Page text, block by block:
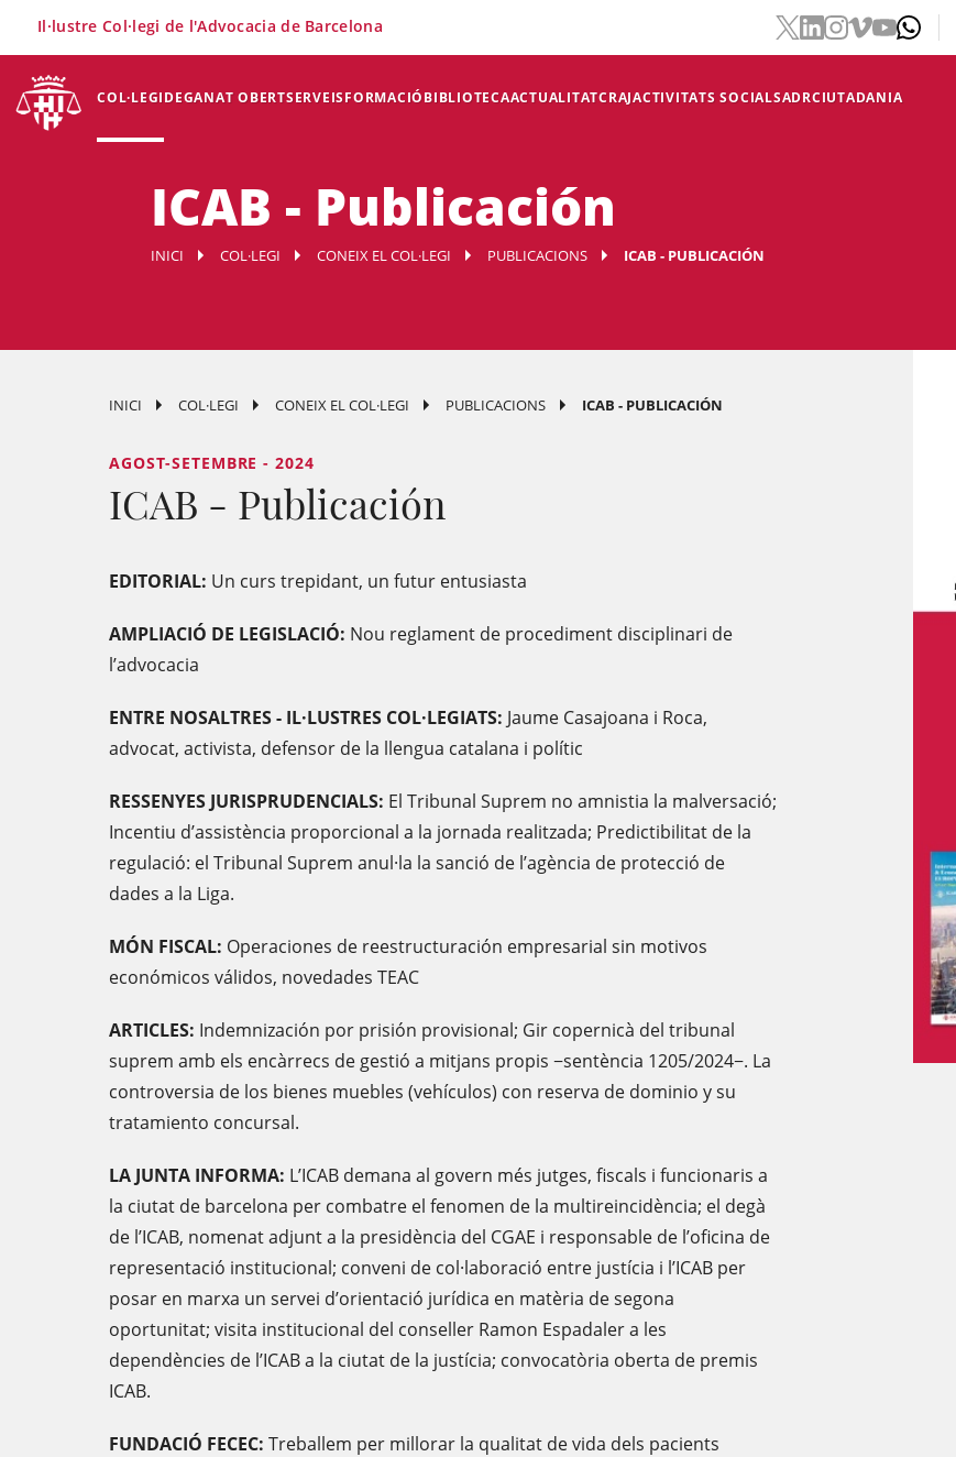
COL·LEGIDEGANAT OBERTSERVEISFORMACIÓBIBLIOTECAACTUALITATCRAJACTIVITATS SOCIALSADRCIUTADANIA
Il·lustre Col·legi de l'Advocacia de Barcelona
ICAB - Publicación
INICI COL·LEGI CONEIX EL COL·LEGI PUBLICACIONS ICAB - PUBLICACIÓN
INICI COL·LEGI CONEIX EL COL·LEGI PUBLICACIONS ICAB - PUBLICACIÓN
AGOST-SETEMBRE - 2024
ICAB - Publicación
EDITORIAL: Un curs trepidant, un futur entusiasta
AMPLIACIÓ DE LEGISLACIÓ: Nou reglament de procediment disciplinari de
l’advocacia
ENTRE NOSALTRES - IL·LUSTRES COL·LEGIATS: Jaume Casajoana i Roca,
advocat, activista, defensor de la llengua catalana i polític
RESSENYES JURISPRUDENCIALS: El Tribunal Suprem no amnistia la malversació;
Incentiu d’assistència proporcional a la jornada realitzada; Predictibilitat de la
regulació: el Tribunal Suprem anul·la la sanció de l’agència de protecció de
dades a la Liga.
MÓN FISCAL: Operaciones de reestructuración empresarial sin motivos
económicos válidos, novedades TEAC
ARTICLES: Indemnización por prisión provisional; Gir copernicà del tribunal
suprem amb els encàrrecs de gestió a mitjans propis −sentència 1205/2024−. La
controversia de los bienes muebles (vehículos) con reserva de dominio y su
tratamiento concursal.
LA JUNTA INFORMA: L’ICAB demana al govern més jutges, fiscals i funcionaris a
la ciutat de barcelona per combatre el fenomen de la multireincidència; el degà
de l’ICAB, nomenat adjunt a la presidència del CGAE i responsable de l’oficina de
representació institucional; conveni de col·laboració entre justícia i l’ICAB per
posar en marxa un servei d’orientació jurídica en matèria de segona
oportunitat; visita institucional del conseller Ramon Espadaler a les
dependències de l’ICAB a la ciutat de la justícia; convocatòria oberta de premis
ICAB.
FUNDACIÓ FECEC: Treballem per millorar la qualitat de vida dels pacients